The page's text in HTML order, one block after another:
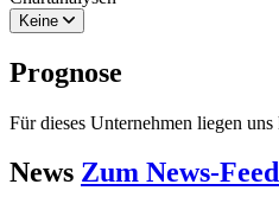
Keine
Prognose
Für dieses Unternehmen liegen
News Zum News-Feed